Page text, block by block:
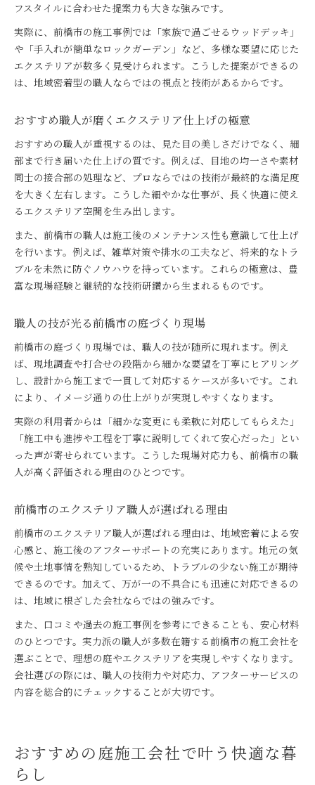
フスタイルに合わせた提案力も大きな強みです。
実際に、前橋市の施工事例では「家族で過ごせるウッドデッキ」
や「手入れが簡単なロックガーデン」など、多様な要望に応じた
エクステリアが数多く見受けられます。こうした提案ができるの
は、地域密着型の職人ならではの視点と技術があるからです。
おすすめ職人が磨くエクステリア仕上げの極意
おすすめの職人が重視するのは、見た目の美しさだけでなく、細
部まで行き届いた仕上げの質です。例えば、目地の均一さや素材
同士の接合部の処理など、プロならではの技術が最終的な満足度
を大きく左右します。こうした細やかな仕事が、長く快適に使え
るエクステリア空間を生み出します。
また、前橋市の職人は施工後のメンテナンス性も意識して仕上げ
を行います。例えば、雑草対策や排水の工夫など、将来的なトラ
ブルを未然に防ぐノウハウを持っています。これらの極意は、豊
富な現場経験と継続的な技術研鑽から生まれるものです。
職人の技が光る前橋市の庭づくり現場
前橋市の庭づくり現場では、職人の技が随所に現れます。例え
ば、現地調査や打合せの段階から細かな要望を丁寧にヒアリング
し、設計から施工まで一貫して対応するケースが多いです。これ
により、イメージ通りの仕上がりが実現しやすくなります。
実際の利用者からは「細かな変更にも柔軟に対応してもらえた」
「施工中も進捗や工程を丁寧に説明してくれて安心だった」とい
った声が寄せられています。こうした現場対応力も、前橋市の職
人が高く評価される理由のひとつです。
前橋市のエクステリア職人が選ばれる理由
前橋市のエクステリア職人が選ばれる理由は、地域密着による安
心感と、施工後のアフターサポートの充実にあります。地元の気
候や土地事情を熟知しているため、トラブルの少ない施工が期待
できるのです。加えて、万が一の不具合にも迅速に対応できるの
は、地域に根ざした会社ならではの強みです。
また、口コミや過去の施工事例を参考にできることも、安心材料
のひとつです。実力派の職人が多数在籍する前橋市の施工会社を
選ぶことで、理想の庭やエクステリアを実現しやすくなります。
会社選びの際には、職人の技術力や対応力、アフターサービスの
内容を総合的にチェックすることが大切です。
おすすめの庭施工会社で叶う快適な暮
らし